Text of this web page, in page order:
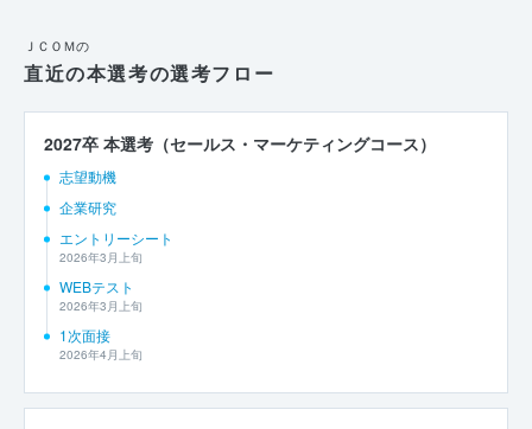
ＪＣＯＭの
直近の本選考の選考フロー
2027卒 本選考（セールス・マーケティングコース）
志望動機
企業研究
エントリーシート
2026年3月上旬
WEBテスト
2026年3月上旬
1次面接
2026年4月上旬